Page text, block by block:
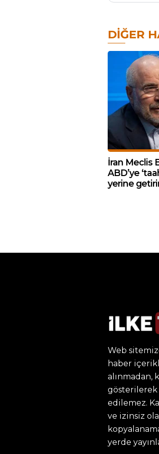
DIĞER
İran Meclis
ABD’ye
yerine
Web
haber
alınmadan,
edilemez.
ve izinsiz
yerde